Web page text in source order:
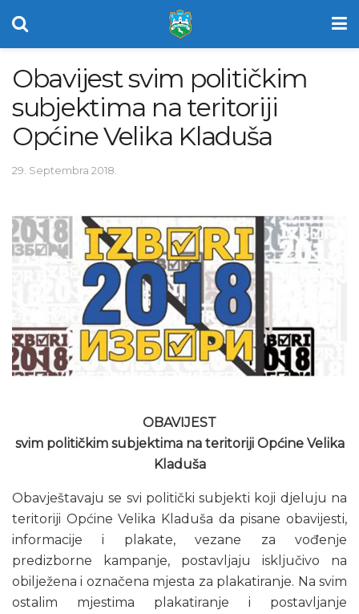
Obavijest svim političkim
subjektima na teritoriji
Općine Velika Kladuša
29. Septembra 2018.
OBAVIJEST
svim političkim subjektima na teritoriji Općine Velika
Kladuša
Obavještavaju se svi politički subjekti koji djeluju na
teritoriji Općine Velika Kladuša da pisane obavijesti,
informacije i plakate, vezane za vođenje
predizborne kampanje, postavljaju isključivo na
obilježena i označena mjesta za plakatiranje. Na svim
ostalim mjestima plakatiranje i postavljanje